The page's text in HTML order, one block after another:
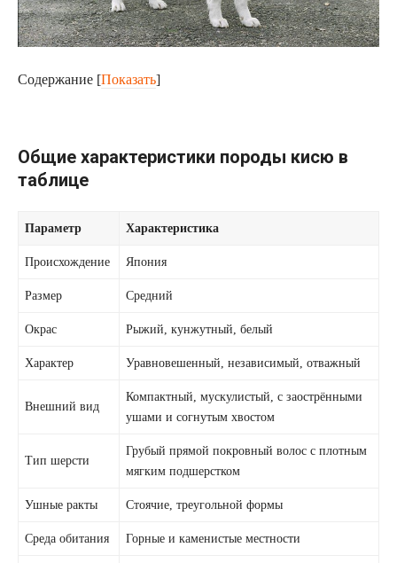
Содержание [Показать]
Общие характеристики породы кисю в
таблице
Параметр Характеристика
Происхождение Япония
Размер Средний
Окрас Рыжий, кунжутный, белый
Характер Уравновешенный, независимый, отважный
Внешний вид
Компактный, мускулистый, с заострёнными
ушами и согнутым хвостом
Тип шерсти
Грубый прямой покровный волос с плотным
мягким подшерстком
Ушные ракты Стоячие, треугольной формы
Среда обитания Горные и каменистые местности